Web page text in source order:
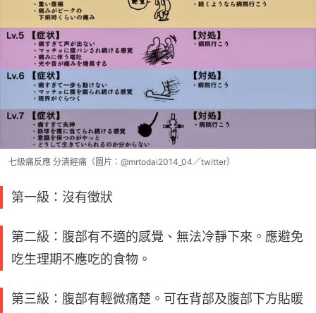
七級痛反應 分清經痛（圖片：@mrtodai2014_04／twitter）
第一級：沒有徵狀
第二級：腹部有不適的感覺、無法冷靜下來。應避免
吃生理期不應吃的食物。
第三級：腹部有輕微痛楚。可在背部及腹部下方貼暖